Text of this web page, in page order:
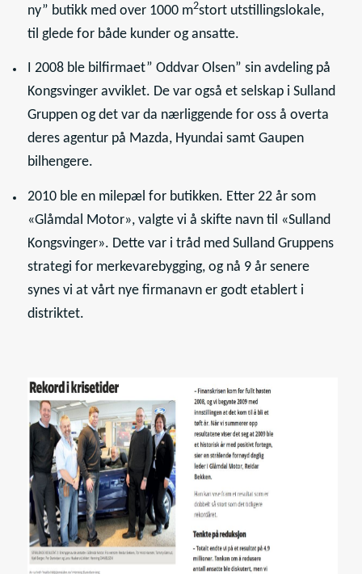
ny” butikk med over 1000 m2stort utstillingslokale,
til glede for både kunder og ansatte.
I 2008 ble bilfirmaet” Oddvar Olsen” sin avdeling på
Kongsvinger avviklet. De var også et selskap i Sulland
Gruppen og det var da nærliggende for oss å overta
deres agentur på Mazda, Hyundai samt Gaupen
bilhengere.
2010 ble en milepæl for butikken. Etter 22 år som
«Glåmdal Motor», valgte vi å skifte navn til «Sulland
Kongsvinger». Dette var i tråd med Sulland Gruppens
strategi for merkevarebygging, og nå 9 år senere
synes vi at vårt nye firmanavn er godt etablert i
distriktet.